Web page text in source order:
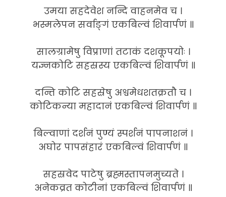
उमया सहदेवेश नन्दि वाहनमेव च ।
भस्मलेपन सर्वाङ्गं एकबिल्वं शिवार्पणं ॥
सालग्रामेषु विप्राणां तटाकं दशकूपयोः ।
यज्ञ्नकोटि सहस्रस्य एकबिल्वं शिवार्पणं ॥
दन्ति कोटि सहस्रेषु अश्वमेधशतक्रतौ च ।
कोटिकन्या महादानं एकबिल्वं शिवार्पणं ॥
बिल्वाणां दर्शनं पुण्यं स्पर्शनं पापनाशनं ।
अघोर पापसंहारं एकबिल्वं शिवार्पणं ॥
सहस्रवेद पाटेषु ब्रह्मस्तापनमुच्यते ।
अनेकव्रत कोटीनां एकबिल्वं शिवार्पणं ॥